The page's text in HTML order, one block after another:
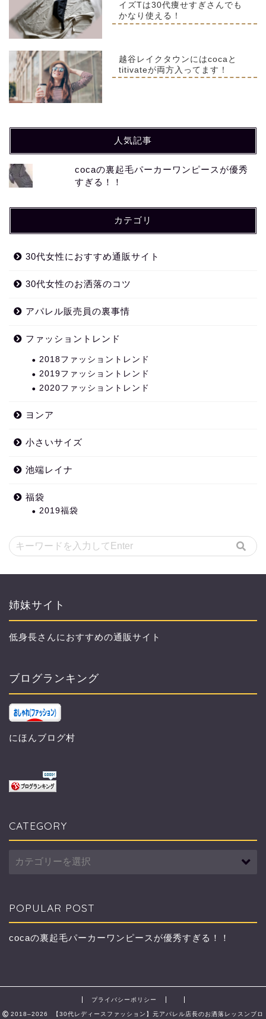
イズTは30代痩せすぎさんでも
かなり使える！
越谷レイクタウンにはcocaと
titivateが両方入ってます！
人気記事
cocaの裏起毛パーカーワンピースが優秀
すぎる！！
カテゴリ
30代女性におすすめ通販サイト
30代女性のお洒落のコツ
アパレル販売員の裏事情
ファッショントレンド
2018ファッショントレンド
2019ファッショントレンド
2020ファッショントレンド
ヨンア
小さいサイズ
池端レイナ
福袋
2019福袋
姉妹サイト
低身長さんにおすすめの通販サイト
ブログランキング
にほんブログ村
CATEGORY
POPULAR POST
cocaの裏起毛パーカーワンピースが優秀すぎる！！
プライバシーポリシー
2018–2026 【30代レディースファッション】元アパレル店長のお洒落レッスンブロ